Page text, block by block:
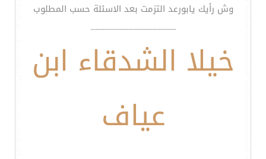
وش رأيك يابورعد التزمت بعد الاسئلة حسب المطلوب
__________________
خيلا الشدقاء ابن
عياف